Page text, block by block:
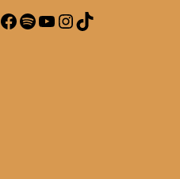
Facebook
Spotify
YouTube
Instagram
TikTok